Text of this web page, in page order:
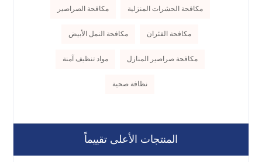
مكافحة الحشرات المنزلية مكافحة الصراصير
مكافحة الفئران مكافحة النمل الأبيض
مكافحة صراصير المنازل مواد تنظيف آمنة
نظافة صحية
المنتجات الأعلى تقييماً